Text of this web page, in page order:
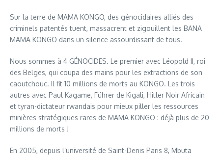
Sur la terre de MAMA KONGO, des génocidaires alliés des
criminels patentés tuent, massacrent et zigouillent les BANA
MAMA KONGO dans un silence assourdissant de tous.
Nous sommes à 4 GÉNOCIDES. Le premier avec Léopold II, roi
des Belges, qui coupa des mains pour les extractions de son
caoutchouc. Il fit 10 millions de morts au KONGO. Les trois
autres avec Paul Kagame, Führer de Kigali, Hitler Noir Africain
et tyran-dictateur rwandais pour mieux piller les ressources
minières stratégiques rares de MAMA KONGO : déjà plus de 20
millions de morts !
En 2005, depuis l’université de Saint-Denis Paris 8, Mbuta